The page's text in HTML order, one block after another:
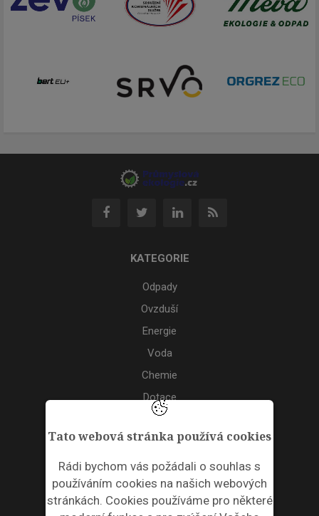
Tato webová stránka používá cookies
Rádi bychom vás požádali o souhlas s
používáním cookies na našich webových
stránkách. Cookies používáme pro některé
KATEGORIE
Odpady
Ovzduší
Energie
Voda
Chemie
Dotace
Akce
ODPADNÍ PLASTY